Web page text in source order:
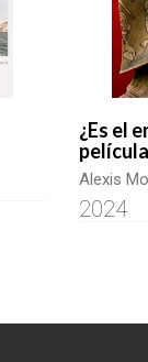
¿Es el
Alexis
2024